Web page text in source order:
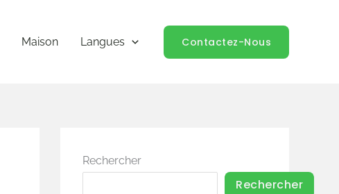
Maison Langues Contactez-Nous
Rechercher
Rechercher